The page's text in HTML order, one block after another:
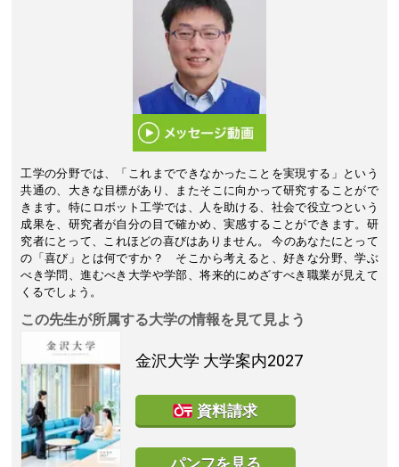
工学の分野では、「これまでできなかったことを実現する」という
共通の、大きな目標があり、またそこに向かって研究することがで
きます。特にロボット工学では、人を助ける、社会で役立つという
成果を、研究者が自分の目で確かめ、実感することができます。研
究者にとって、これほどの喜びはありません。 今のあなたにとって
の「喜び」とは何ですか？ そこから考えると、好きな分野、学ぶ
べき学問、進むべき大学や学部、将来的にめざすべき職業が見えて
くるでしょう。
この先生が所属する大学の情報を見て見よう
金沢大学 大学案内2027
資料請求
パンフを見る